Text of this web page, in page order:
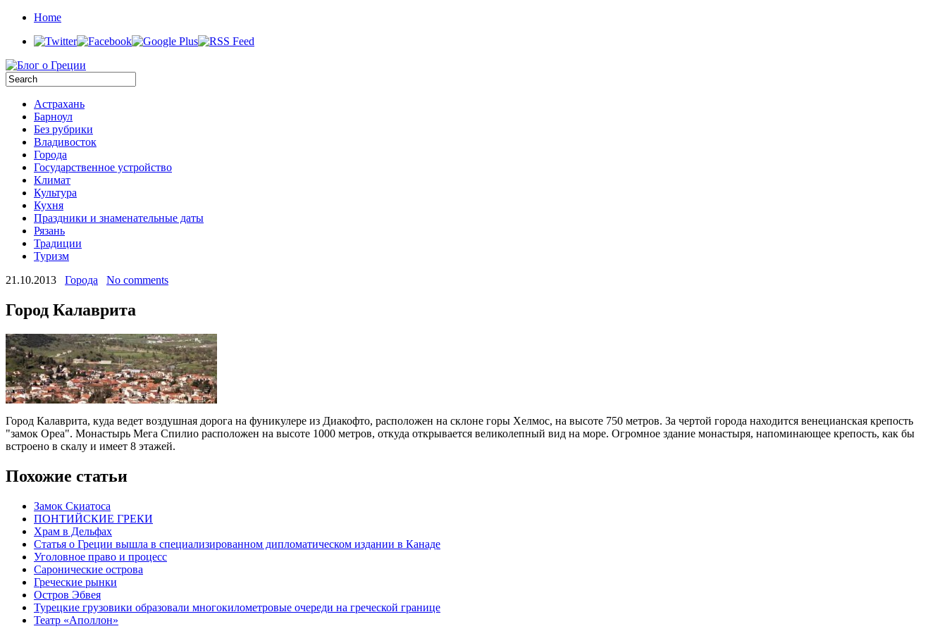
Home
Астрахань
Барноул
Без рубрики
Владивосток
Города
Государственное устройство
Климат
Культура
Кухня
Праздники и знаменательные даты
Рязань
Традиции
Туризм
21.10.2013
Города No comments
Город Калаврита
Город Калаврита, куда ведет воздушная дорога на фуникулере из Диакофто, расположен на склоне горы Хелмос, на высоте 750 метров. За чертой города находится венецианская крепость
"замок Ореа". Монастырь Мега Спилио расположен на высоте 1000 метров, откуда открывается великолепный вид на море. Огромное здание монастыря, напоминающее крепость, как бы
встроено в скалу и имеет 8 этажей.
Похожие статьи
Замок Скиатоса
ПОНТИЙСКИЕ ГРЕКИ
Храм в Дельфах
Статья о Греции вышла в специализированном дипломатическом издании в Канаде
Уголовное право и процесс
Саронические острова
Греческие рынки
Остров Эбвея
Турецкие грузовики образовали многокилометровые очереди на греческой границе
Театр «Аполлон»